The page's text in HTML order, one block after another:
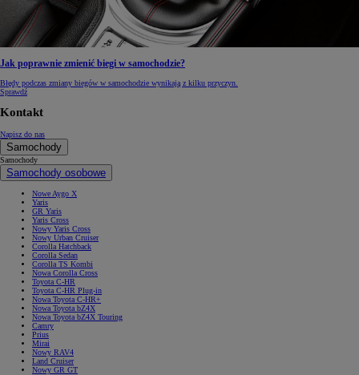
Jak poprawnie zmienić biegi w samochodzie?
Błędy podczas zmiany biegów w samochodzie wynikają z kilku przyczyn.
Sprawdź
Kontakt
Napisz do nas
Samochody
Samochody
Samochody osobowe
Nowe Aygo X
Yaris
GR Yaris
Yaris Cross
Nowy Yaris Cross
Nowy Urban Cruiser
Corolla Hatchback
Corolla Sedan
Corolla TS Kombi
Nowa Corolla Cross
Toyota C-HR
Toyota C-HR Plug-in
Nowa Toyota C-HR+
Nowa Toyota bZ4X
Nowa Toyota bZ4X Touring
Camry
Prius
Mirai
Nowy RAV4
Land Cruiser
Nowy GR GT